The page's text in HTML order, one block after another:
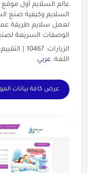
عالم السلايم أول
السلايم وكيفية صنع
لعمل سلايم طريقة
الوصفات السريعة
الزيارات: 10467 | التقييم: 0 | المقيّمين: 0 | الدولة:
اللغة: عربي
عرض كافة بيانات